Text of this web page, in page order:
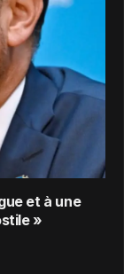
et à une
»